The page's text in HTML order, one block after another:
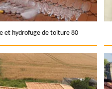
et hydrofuge de toiture 80